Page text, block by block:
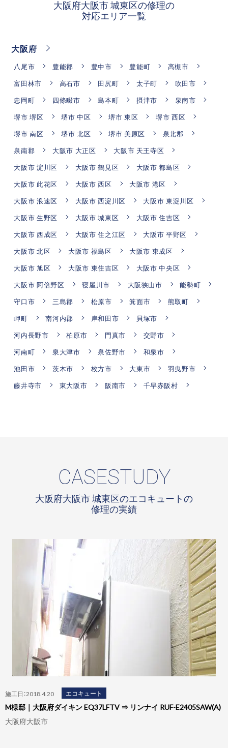
大阪府大阪市 城東区の修理の
対応エリア一覧
大阪府
八尾市 豊能郡 豊中市 豊能町
高槻市
富田林市
高石市 田尻町 太子町
吹田市
忠岡町
四條畷市 島本町 摂津市
泉南市
堺市 堺区
堺市 中区 堺市 東区
堺市 西区
堺市 南区
堺市 北区 堺市 美原区
泉北郡
泉南郡
大阪市 大正区
大阪市 天王寺区
大阪市 淀川区
大阪市 鶴見区
大阪市 都島区
大阪市 此花区
大阪市 西区
大阪市 港区
大阪市 浪速区
大阪市 西淀川区
大阪市 東淀川区
大阪市 生野区
大阪市 城東区
大阪市 住吉区
大阪市 西成区
大阪市 住之江区
大阪市 平野区
大阪市 北区
大阪市 福島区
大阪市 東成区
大阪市 旭区
大阪市 東住吉区
大阪市 中央区
大阪市 阿倍野区
寝屋川市 大阪狭山市
能勢町
守口市
三島郡 松原市 箕面市
熊取町
岬町
南河内郡 岸和田市
貝塚市
河内長野市
柏原市 門真市
交野市
河南町
泉大津市 泉佐野市
和泉市
池田市
茨木市 枚方市 大東市
羽曳野市
藤井寺市
東大阪市 阪南市 千早赤阪村
CASESTUDY
大阪府大阪市 城東区のエコキュートの
修理の実績
施工日：2018.4.20 エコキュート
M様邸｜大阪府ダイキン EQ37LFTV ⇒ リンナイ RUF-E2405SAW(A)
大阪府大阪市